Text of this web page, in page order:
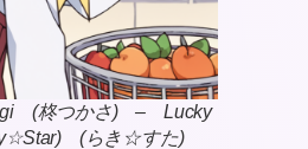
(柊つかさ) – Lucky
(らき☆すた)